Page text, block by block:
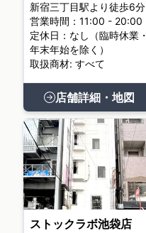
新宿三丁目駅より徒歩6分
営業時間：11:00 - 20:00
定休日：なし（臨時休業・
年末年始を除く）
取扱商材: すべて
店舗詳細・地図
ストックラボ池袋店